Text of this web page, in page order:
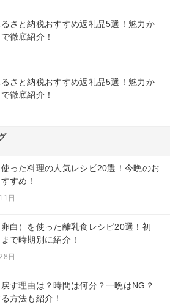
さと納税おすすめ返礼品5選！魅力か
徹底紹介！
さと納税おすすめ返礼品5選！魅力か
徹底紹介！
った料理の人気レシピ20選！今晩のお
すめ！
日
白）を使った離乳食レシピ20選！初
で時期別に紹介！
日
す理由は？時間は何分？一晩はNG？
方法も紹介！